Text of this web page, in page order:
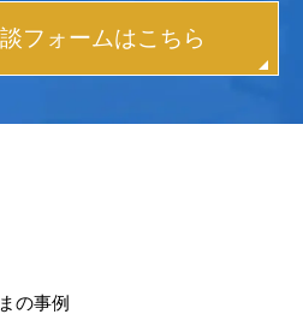
フォームはこちら
の事例